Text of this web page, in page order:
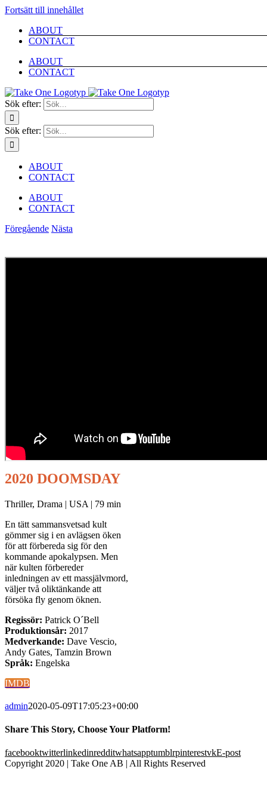
Fortsätt till innehållet
ABOUT
CONTACT
ABOUT
CONTACT
Sök efter:
Sök efter:
ABOUT
CONTACT
ABOUT
CONTACT
Föregående Nästa
2020 DOOMSDAY
Thriller, Drama | USA | 79 min
En tätt sammansvetsad kult
gömmer sig i en avlägsen öken
för att förbereda sig för den
kommande apokalypsen. Men
när kulten förbereder
inledningen av ett massjälvmord,
väljer två oliktänkande att
försöka fly genom öknen.
Regissör: Patrick O´Bell
Produktionsår: 2017
Medverkande: Dave Vescio,
Andy Gates, Tamzin Brown
Språk: Engelska
IMDB
admin2020-05-09T17:05:23+00:00
Share This Story, Choose Your Platform!
facebooktwitterlinkedinredditwhatsapptumblrpinterestvkE-post
Copyright 2020 | Take One AB | All Rights Reserved